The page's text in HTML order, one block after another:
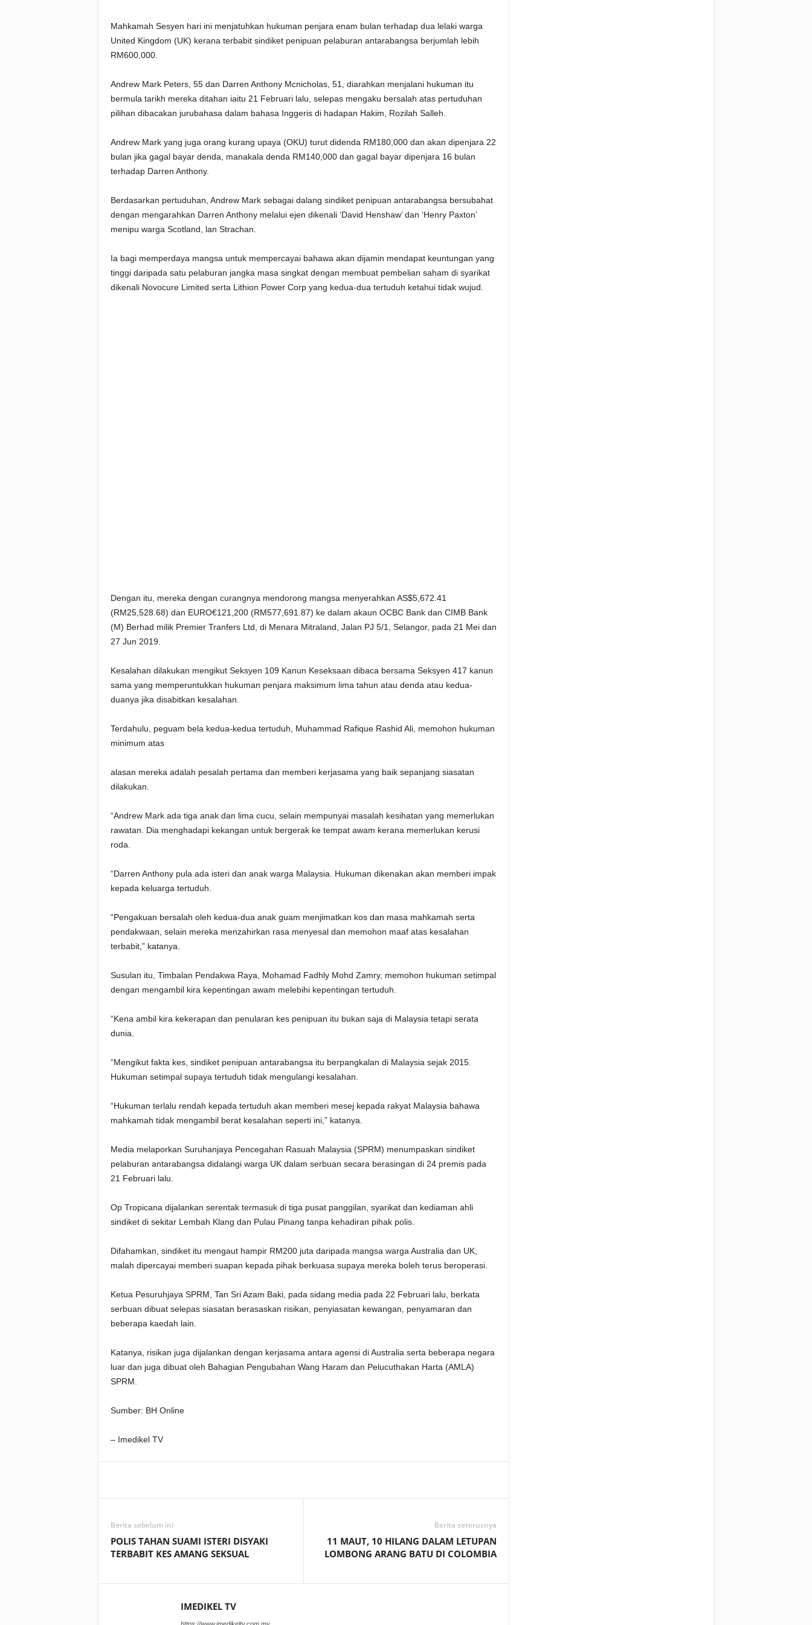
Mahkamah Sesyen hari ini menjatuhkan hukuman penjara enam bulan terhadap dua lelaki warga
United Kingdom (UK) kerana terbabit sindiket penipuan pelaburan antarabangsa berjumlah lebih
RM600,000.
Andrew Mark Peters, 55 dan Darren Anthony Mcnicholas, 51, diarahkan menjalani hukuman itu
bermula tarikh mereka ditahan iaitu 21 Februari lalu, selepas mengaku bersalah atas pertuduhan
pilihan dibacakan jurubahasa dalam bahasa Inggeris di hadapan Hakim, Rozilah Salleh.
Andrew Mark yang juga orang kurang upaya (OKU) turut didenda RM180,000 dan akan dipenjara 22
bulan jika gagal bayar denda, manakala denda RM140,000 dan gagal bayar dipenjara 16 bulan
terhadap Darren Anthony.
Berdasarkan pertuduhan, Andrew Mark sebagai dalang sindiket penipuan antarabangsa bersubahat
dengan mengarahkan Darren Anthony melalui ejen dikenali ‘David Henshaw’ dan ‘Henry Paxton’
menipu warga Scotland, lan Strachan.
Ia bagi memperdaya mangsa untuk mempercayai bahawa akan dijamin mendapat keuntungan yang
tinggi daripada satu pelaburan jangka masa singkat dengan membuat pembelian saham di syarikat
dikenali Novocure Limited serta Lithion Power Corp yang kedua-dua tertuduh ketahui tidak wujud.
Dengan itu, mereka dengan curangnya mendorong mangsa menyerahkan AS$5,672.41
(RM25,528.68) dan EURO€121,200 (RM577,691.87) ke dalam akaun OCBC Bank dan CIMB Bank
(M) Berhad milik Premier Tranfers Ltd, di Menara Mitraland, Jalan PJ 5/1, Selangor, pada 21 Mei dan
27 Jun 2019.
Kesalahan dilakukan mengikut Seksyen 109 Kanun Keseksaan dibaca bersama Seksyen 417 kanun
sama yang memperuntukkan hukuman penjara maksimum lima tahun atau denda atau kedua-
duanya jika disabitkan kesalahan.
Terdahulu, peguam bela kedua-kedua tertuduh, Muhammad Rafique Rashid Ali, memohon hukuman
minimum atas
alasan mereka adalah pesalah pertama dan memberi kerjasama yang baik sepanjang siasatan
dilakukan.
“Andrew Mark ada tiga anak dan lima cucu, selain mempunyai masalah kesihatan yang memerlukan
rawatan. Dia menghadapi kekangan untuk bergerak ke tempat awam kerana memerlukan kerusi
roda.
“Darren Anthony pula ada isteri dan anak warga Malaysia. Hukuman dikenakan akan memberi impak
kepada keluarga tertuduh.
“Pengakuan bersalah oleh kedua-dua anak guam menjimatkan kos dan masa mahkamah serta
pendakwaan, selain mereka menzahirkan rasa menyesal dan memohon maaf atas kesalahan
terbabit,” katanya.
Susulan itu, Timbalan Pendakwa Raya, Mohamad Fadhly Mohd Zamry, memohon hukuman setimpal
dengan mengambil kira kepentingan awam melebihi kepentingan tertuduh.
“Kena ambil kira kekerapan dan penularan kes penipuan itu bukan saja di Malaysia tetapi serata
dunia.
“Mengikut fakta kes, sindiket penipuan antarabangsa itu berpangkalan di Malaysia sejak 2015.
Hukuman setimpal supaya tertuduh tidak mengulangi kesalahan.
“Hukuman terlalu rendah kepada tertuduh akan memberi mesej kepada rakyat Malaysia bahawa
mahkamah tidak mengambil berat kesalahan seperti ini,” katanya.
Media melaporkan Suruhanjaya Pencegahan Rasuah Malaysia (SPRM) menumpaskan sindiket
pelaburan antarabangsa didalangi warga UK dalam serbuan secara berasingan di 24 premis pada
21 Februari lalu.
Op Tropicana dijalankan serentak termasuk di tiga pusat panggilan, syarikat dan kediaman ahli
sindiket di sekitar Lembah Klang dan Pulau Pinang tanpa kehadiran pihak polis.
Difahamkan, sindiket itu mengaut hampir RM200 juta daripada mangsa warga Australia dan UK,
malah dipercayai memberi suapan kepada pihak berkuasa supaya mereka boleh terus beroperasi.
Ketua Pesuruhjaya SPRM, Tan Sri Azam Baki, pada sidang media pada 22 Februari lalu, berkata
serbuan dibuat selepas siasatan berasaskan risikan, penyiasatan kewangan, penyamaran dan
beberapa kaedah lain.
Katanya, risikan juga dijalankan dengan kerjasama antara agensi di Australia serta beberapa negara
luar dan juga dibuat oleh Bahagian Pengubahan Wang Haram dan Pelucuthakan Harta (AMLA)
SPRM.
Sumber: BH Online
– Imedikel TV
Berita sebelum ini
POLIS TAHAN SUAMI ISTERI DISYAKI
TERBABIT KES AMANG SEKSUAL
Berita seterusnya
11 MAUT, 10 HILANG DALAM LETUPAN
LOMBONG ARANG BATU DI COLOMBIA
IMEDIKEL TV